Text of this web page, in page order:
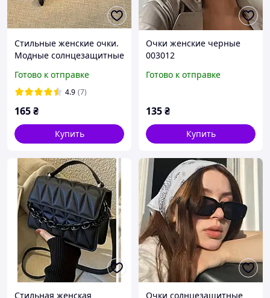
Стильные женские очки.
Модные солнцезащитные
Готово к отправке
4.9 (7)
165₴
Купить
Очки женские черные
003012
Готово к отправке
135₴
Купить
Стильная женская Очки солнцезащитные